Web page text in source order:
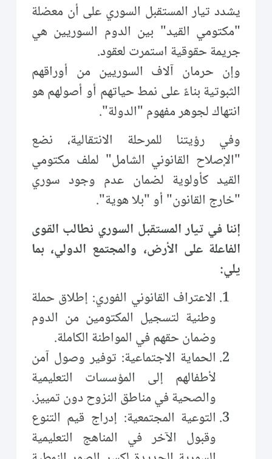
يشدد تيار المستقبل السوري على أن معضلة
"مكتومي القيد" بين الدوم السوريين هي
جريمة حقوقية استمرت لعقود.
وإن حرمان آلاف السوريين من أوراقهم
الثبوتية بناءً على نمط حياتهم أو أصولهم هو
انتهاك لجوهر مفهوم "الدولة".
وفي رؤيتنا للمرحلة الانتقالية، نضع
"الإصلاح القانوني الشامل" لملف مكتومي
القيد كأولوية لضمان عدم وجود سوري
"خارج القانون" أو "بلا هوية".
إننا في تيار المستقبل السوري نطالب القوى
الفاعلة على الأرض، والمجتمع الدولي، بما
يلي:
الاعتراف القانوني الفوري: إطلاق حملة
وطنية لتسجيل المكتومين من الدوم
وضمان حقهم في المواطنة الكاملة.
الحماية الاجتماعية: توفير وصول آمن
لأطفالهم إلى المؤسسات التعليمية
والصحية في مناطق النزوح دون تمييز.
التوعية المجتمعية: إدراج قيم التنوع
وقبول الآخر في المناهج التعليمية